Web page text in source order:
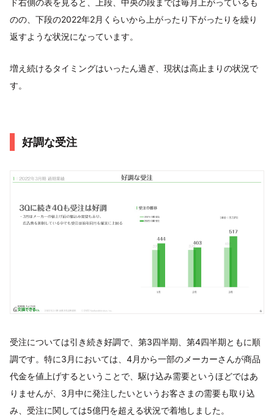
のの、下段の2022年2月くらいから上がったり下がったりを繰り
返すような状況になっています。
増え続けるタイミングはいったん過ぎ、現状は高止まりの状況で
す。
好調な受注
受注については引き続き好調で、第3四半期、第4四半期ともに順
調です。特に3月においては、4月から一部のメーカーさんが商品
代金を値上げするということで、駆け込み需要というほどではあ
りませんが、3月中に発注したいというお客さまの需要も取り込
み、受注に関しては5億円を超える状況で着地しました。